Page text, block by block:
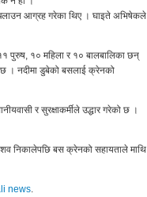
चलाउन आग्रह गरेका थिए । घाइते अभिषेकले
पुरुष, १० महिला र १० बालबालिका छन्
। नदीमा डुबेको बसलाई क्रेनको
र सुरक्षाकर्मीले उद्धार गरेको छ ।
निकालेपछि बस क्रेनको सहायताले माथि
news.